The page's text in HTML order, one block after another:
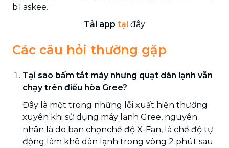
bTaskee.
Tải app tại đây
Các câu hỏi thường gặp
Tại sao bấm tắt máy nhưng quạt dàn lạnh vẫn
chạy trên điều hòa Gree?
Đây là một trong những lỗi xuất hiện thường
xuyên khi sử dụng máy lạnh Gree, nguyên
nhân là do bạn chọnchế độ X-Fan, là chế độ tự
động làm khô dàn lạnh trong vòng 2 phút sau